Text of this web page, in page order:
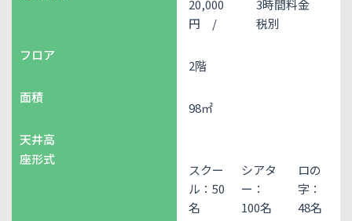
20,000
円 /
3時間料金
税別
フロア
2階
面積
98㎡
天井高
座形式
スクー
ル：50
名
シアタ
ー：
100名
ロの
字：
48名